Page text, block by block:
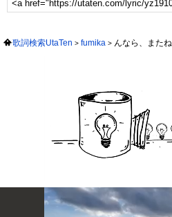
歌詞検索UtaTen fumika んなら、また